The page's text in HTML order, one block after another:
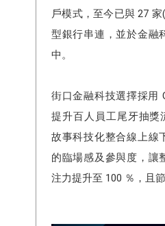
戶模式，至今已與 27
型銀行串連，並於金融
中。
街口金融科技選擇採用
提升百人員工尾牙抽獎
故事科技化整合線上線
的臨場感及參與度，讓
注力提升至 100 ％，且